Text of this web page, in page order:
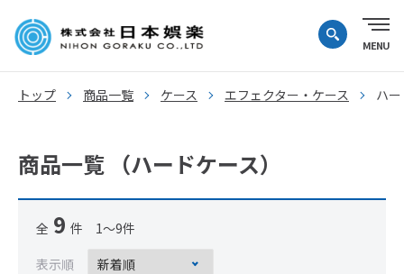
トップ 商品一覧 ケース エフェクター・ケース ハ
商品一覧 （ハードケース）
全 9 件 1～9件
表示順